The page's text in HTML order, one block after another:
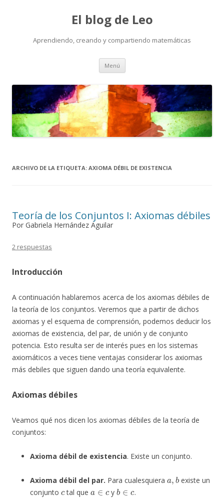
El blog de Leo
Aprendiendo, creando y compartiendo matemáticas
Menú Saltar
contenido
ARCHIVO DE LA ETIQUETA: AXIOMA DÉBIL DE EXISTENCIA
Teoría de los Conjuntos I: Axiomas débiles
Por Gabriela Hernández Aguilar
2 respuestas
Introducción
A continuación hablaremos acerca de los axiomas débiles de
la teoría de los conjuntos. Veremos que a partir de dichos
axiomas y el esquema de comprensión, podemos deducir los
axiomas de existencia, del par, de unión y de conjunto
potencia. Esto resulta ser de interés pues en los sistemas
axiomáticos a veces tiene ventajas considerar los axiomas
más debiles que siguen dando una teoría equivalente.
Axiomas débiles
Veamos qué nos dicen los axiomas débiles de la teoría de
conjuntos:
Axioma débil de existencia. Existe un conjunto.
Axioma débil del par. Para cualesquiera
b
existe un
conjunto
c
tal que
a∈c
y
b ∈c
.